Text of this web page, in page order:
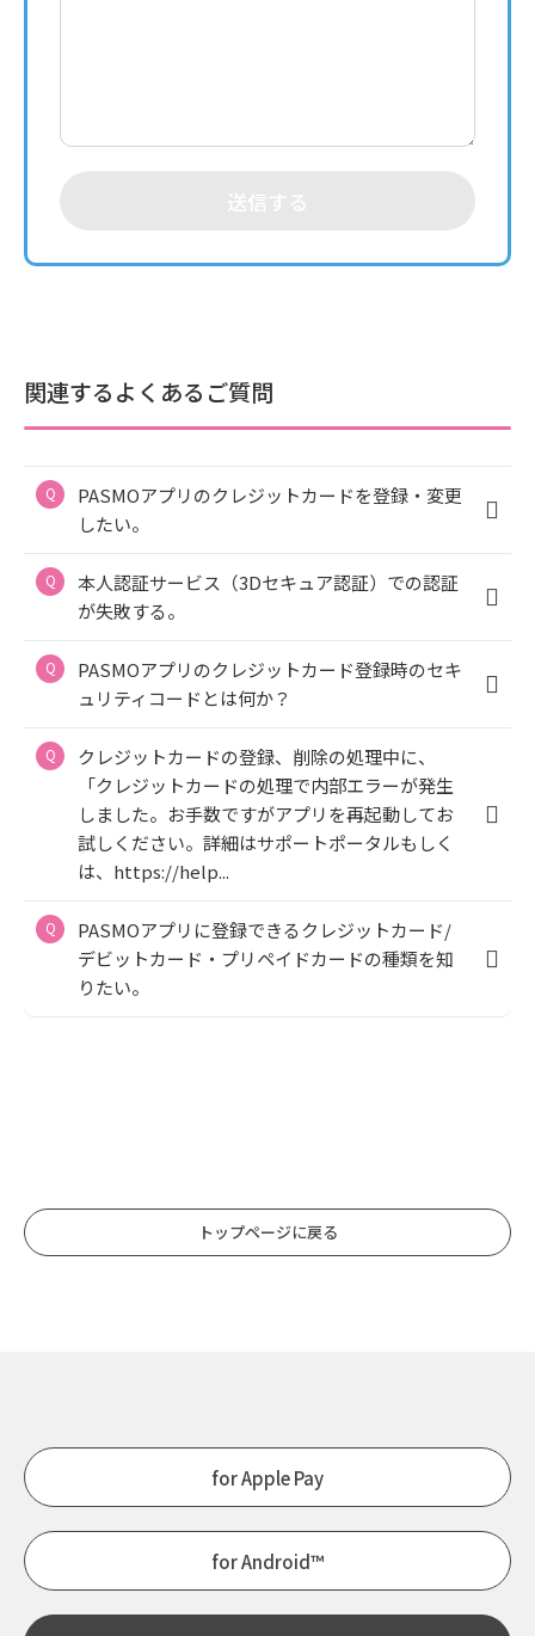
送信する
関連するよくあるご質問
PASMOアプリのクレジットカードを登録・変更
したい。
本人認証サービス（3Dセキュア認証）での認証
が失敗する。
PASMOアプリのクレジットカード登録時のセキ
ュリティコードとは何か？
クレジットカードの登録、削除の処理中に、
「クレジットカードの処理で内部エラーが発生
しました。お手数ですがアプリを再起動してお
試しください。詳細はサポートポータルもしく
は、https://help...
PASMOアプリに登録できるクレジットカード/
デビットカード・プリペイドカードの種類を知
りたい。
トップページに戻る
for Apple Pay
for Android™